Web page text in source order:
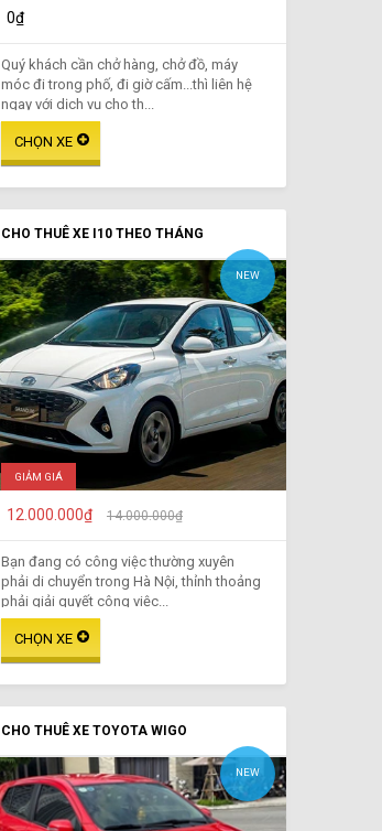
0₫
Quý khách cần chở hàng, chở đồ, máy
móc đi trong phố, đi giờ cấm...thì liên hệ
ngay với dịch vụ cho th...
CHO THUÊ XE I10 THEO THÁNG
NEW
GIẢM GIÁ
12.000.000₫ 14.000.000₫
Bạn đang có công việc thường xuyên
phải di chuyển trong Hà Nội, thỉnh thoảng
phải giải quyết công việc...
CHO THUÊ XE TOYOTA WIGO
NEW